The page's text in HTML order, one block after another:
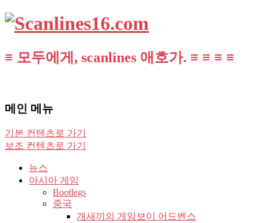
≡ 모두에게, scanlines 애호가. ≡ ≡ ≡ ≡
메인 메뉴
기본 컨텐츠로 가기
보조 컨텐츠로 가기
뉴스
아시아 게임
Bootlegs
중국
개새끼의 게임보이 어드벤스